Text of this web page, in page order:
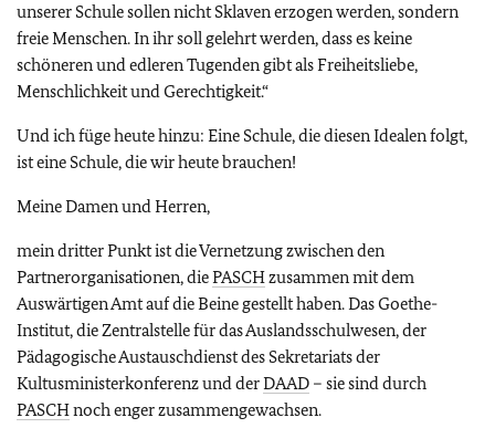
unserer Schule sollen nicht Sklaven erzogen werden, sondern
freie Menschen. In ihr soll gelehrt werden, dass es keine
schöneren und edleren Tugenden gibt als Freiheitsliebe,
Menschlichkeit und Gerechtigkeit.“
Und ich füge heute hinzu: Eine Schule, die diesen Idealen folgt,
ist eine Schule, die wir heute brauchen!
Meine Damen und Herren,
mein dritter Punkt ist die Vernetzung zwischen den
Partnerorganisationen, diePASCHzusammen mit dem
Auswärtigen Amt auf die Beine gestellt haben. Das Goethe-
Institut, die Zentralstelle für das Auslandsschulwesen, der
Pädagogische Austauschdienst des Sekretariats der
Kultusministerkonferenz und derDAAD – sie sind durch
PASCHnoch enger zusammengewachsen.